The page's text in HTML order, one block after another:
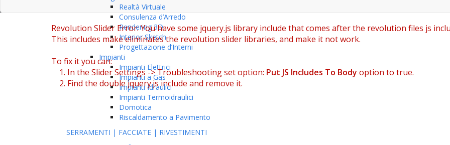
Realtà Virtuale
Consulenza d’Arredo
Rendering 3D
Interior Sketch
Progettazione d’Interni
Impianti
Impianti Elettrici
Impianti a Gas
Impianti Idraulici
Impianti Termoidraulici
Domotica
Riscaldamento a Pavimento
SERRAMENTI | FACCIATE | RIVESTIMENTI
Revolution Slider Error: You have some jquery.js library include that comes after the revolution files js
This includes make eliminates the revolution slider libraries, and make it not work.
To fix it you can:
1. In the Slider Settings -> Troubleshooting set option: Put JS Includes To Body option to true.
2. Find the double jquery.js include and remove it.